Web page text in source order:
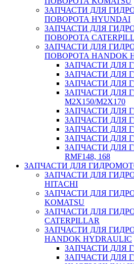
ЗАПЧАСТИ ДЛЯ
ПОВОРОТА HYUNDAI
ЗАПЧАСТИ ДЛЯ
ПОВОРОТА
ЗАПЧАСТИ ДЛЯ
ПОВОРОТА HANDOK
ЗАПЧАСТИ ДЛЯ
ЗАПЧАСТИ ДЛЯ
ЗАПЧАСТИ ДЛЯ
ЗАПЧАСТИ ДЛЯ
M2X150/M2X170
ЗАПЧАСТИ ДЛЯ
ЗАПЧАСТИ ДЛЯ
ЗАПЧАСТИ ДЛЯ
ЗАПЧАСТИ ДЛЯ
ЗАПЧАСТИ ДЛЯ
RMF148, 168
ЗАПЧАСТИ ДЛЯ
ЗАПЧАСТИ ДЛЯ
HITACHI
ЗАПЧАСТИ ДЛЯ
KOMATSU
ЗАПЧАСТИ ДЛЯ
CATERPILLAR
ЗАПЧАСТИ ДЛЯ
HANDOK HYDRAULIC
ЗАПЧАСТИ ДЛЯ
ЗАПЧАСТИ ДЛЯ